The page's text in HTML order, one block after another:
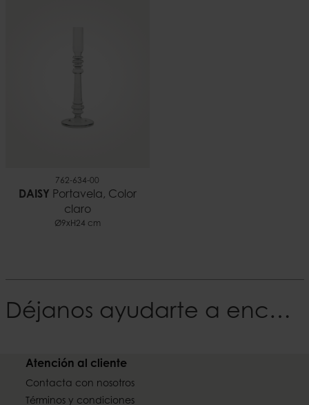
762-634-00
DAISY Portavela, Color
claro
Ø9xH24 cm
Déjanos ayudarte a encontrar tu Estilo
Atención al cliente
Contacta con nosotros
Términos y condiciones